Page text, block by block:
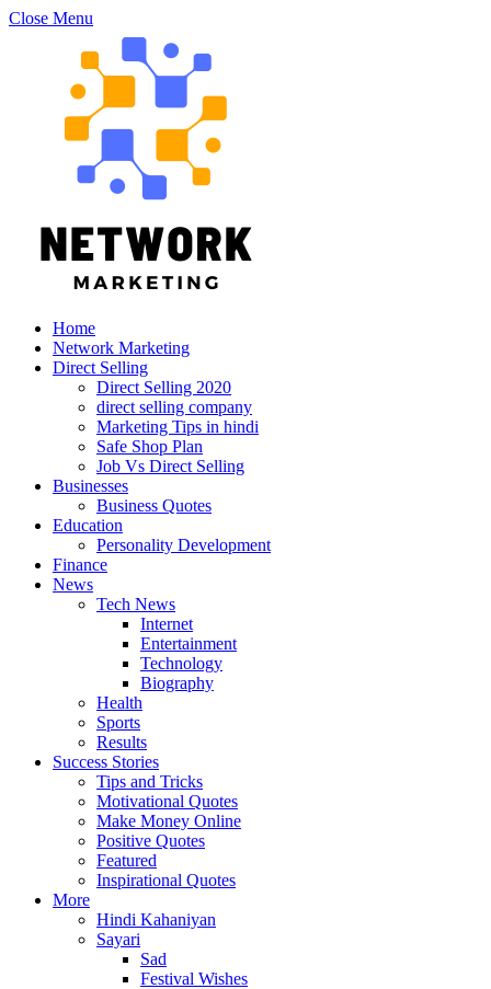
Close Menu
Home
Network Marketing
Direct Selling
Direct Selling 2020
direct selling company
Marketing Tips in hindi
Safe Shop Plan
Job Vs Direct Selling
Businesses
Business Quotes
Education
Personality Development
Finance
News
Tech News
Internet
Entertainment
Technology
Biography
Health
Sports
Results
Success Stories
Tips and Tricks
Motivational Quotes
Make Money Online
Positive Quotes
Featured
Inspirational Quotes
More
Hindi Kahaniyan
Sayari
Sad
Festival Wishes